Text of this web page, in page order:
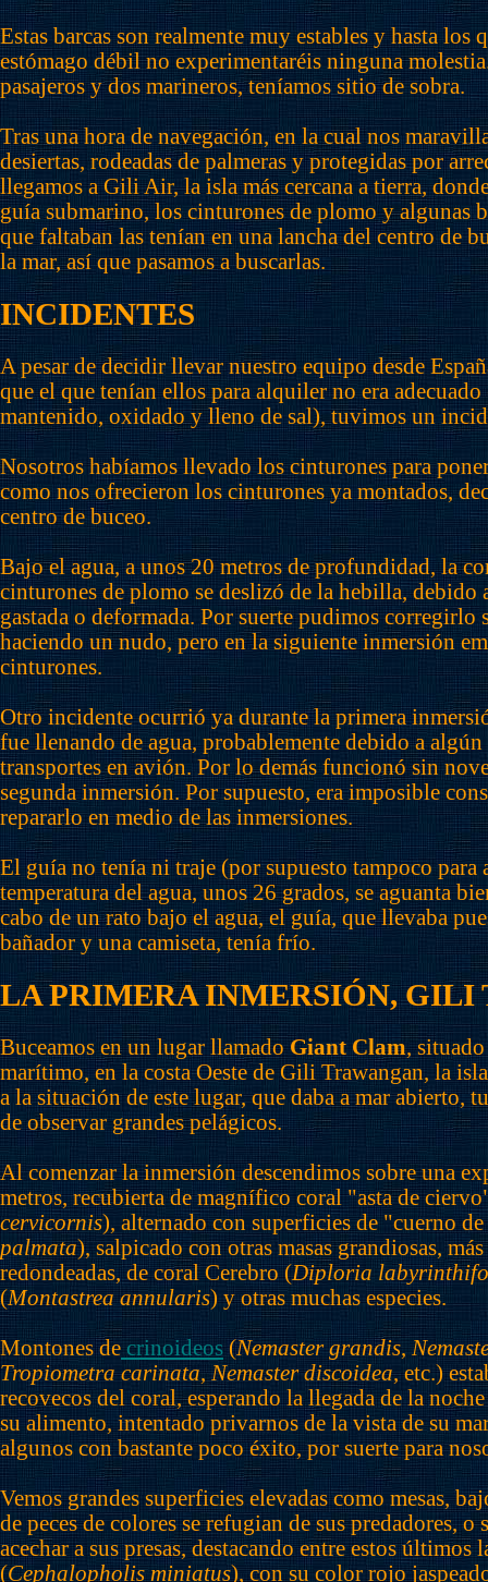
Estas barcas son realmente muy estables y hasta los
estómago débil no experimentaréis ninguna
pasajeros y dos marineros, teníamos sitio de sobra.
Tras una hora de navegación, en la cual nos
desiertas, rodeadas de palmeras y protegidas por
llegamos a Gili Air, la isla más cercana a tierra,
guía submarino, los cinturones de plomo y algunas
que faltaban las tenían en una lancha del centro de
la mar, así que pasamos a buscarlas.
INCIDENTES
A pesar de decidir llevar nuestro equipo desde
que el que tenían ellos para alquiler no era
mantenido, oxidado y lleno de sal), tuvimos un
Nosotros habíamos llevado los cinturones para
como nos ofrecieron los cinturones ya montados,
centro de buceo.
Bajo el agua, a unos 20 metros de profundidad, la
cinturones de plomo se deslizó de la hebilla, debido
gastada o deformada. Por suerte pudimos corregirlo
haciendo un nudo, pero en la siguiente inmersión
cinturones.
Otro incidente ocurrió ya durante la primera
fue llenando de agua, probablemente debido a
transportes en avión. Por lo demás funcionó sin
segunda inmersión. Por supuesto, era imposible
repararlo en medio de las inmersiones.
El guía no tenía ni traje (por supuesto tampoco
temperatura del agua, unos 26 grados, se aguanta
cabo de un rato bajo el agua, el guía, que llevaba
bañador y una camiseta, tenía frío.
LA PRIMERA INMERSIÓN, GILI
Buceamos en un lugar llamadoGiant Clam,
marítimo, en la costa Oeste de Gili Trawangan, la
a la situación de este lugar, que daba a mar abierto,
de observar grandes pelágicos.
Al comenzar la inmersión descendimos sobre una
metros, recubierta de magnífico coral "asta de
cervicornis), alternado con superficies de "cuerno
palmata), salpicado con otras masas grandiosas,
redondeadas, de coral Cerebro (Diploria
(Montastrea annularis) y otras muchas especies.
Montones de crinoideos(Nemaster grandis,
Tropiometra carinata,Nemaster discoidea, etc.)
recovecos del coral, esperando la llegada de la
su alimento, intentado privarnos de la vista de su
algunos con bastante poco éxito, por suerte para
Vemos grandes superficies elevadas como mesas,
de peces de colores se refugian de sus predadores, o
acechar a sus presas, destacando entre estos últimos
(Cephalopholis miniatus), con su color rojo